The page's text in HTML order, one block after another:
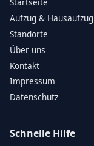
Startseite
Aufzug & Hausaufzug
Standorte
Über uns
Kontakt
Impressum
Datenschutz
Schnelle Hilfe